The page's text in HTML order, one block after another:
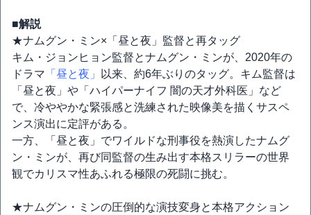
■解説
★ナムグン・ミン×「昼と夜」監督と再タッグ
キム・ジョンヒョン監督とナムグン・ミンが、2020年の
ドラマ 「昼と夜」
以来、約6年ぶりのタッグ。キム監督は
「昼と夜」や「ハイパーナイフ 闇の天才外科医」など
で、冷ややかな緊張感と洗練された映像美を描くサスペ
ンス演出に定評がある。
一方、「昼と夜」でワイルドな刑事役を熱演したナムグ
ン・ミンが、再び同監督の生み出す本格スリラーの世界
観でカリスマ性あふれる極限の死闘に挑む。
★ナムグン・ミンの圧倒的な演技変身と本格アクション